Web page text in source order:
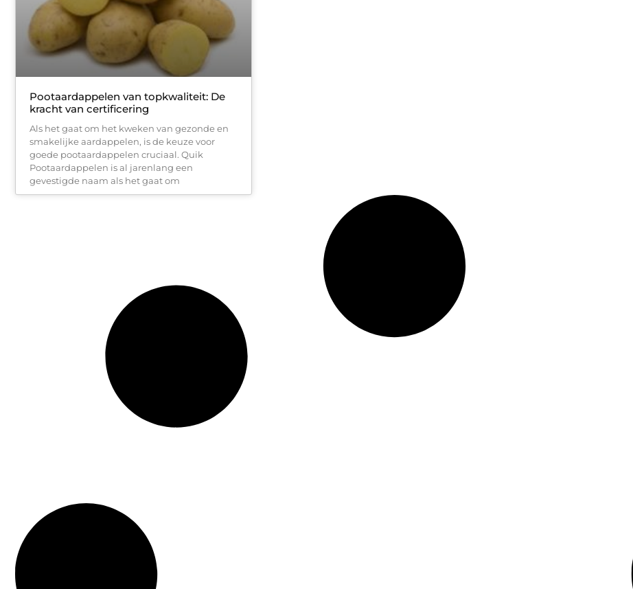
Pootaardappelen van topkwaliteit: De
kracht van certificering
Als het gaat om het kweken van gezonde en
smakelijke aardappelen, is de keuze voor
goede pootaardappelen cruciaal. Quik
Pootaardappelen is al jarenlang een
gevestigde naam als het gaat om